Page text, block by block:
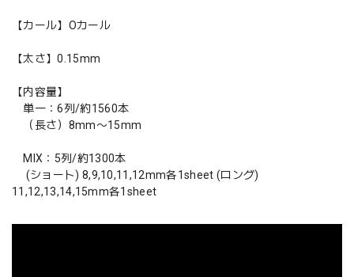
【カール】Oカール
【太さ】0.15mm
【内容量】
単一：6列/約1560本
（長さ）8mm〜15mm
MIX：5列/約1300本
(ショート) 8,9,10,11,12mm各1sheet (ロング)
11,12,13,14,15mm各1sheet